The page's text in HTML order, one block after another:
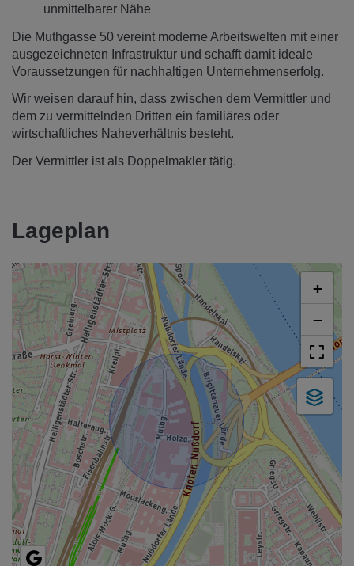
unmittelbarer Nähe
Die Muthgasse 50 vereint moderne Arbeitswelten mit einer
ausgezeichneten Infrastruktur und schafft damit ideale
Voraussetzungen für nachhaltigen Unternehmenserfolg.
Wir weisen darauf hin, dass zwischen dem Vermittler und
dem zu vermittelnden Dritten ein familiäres oder
wirtschaftliches Naheverhältnis besteht.
Der Vermittler ist als Doppelmakler tätig.
Lageplan
+
−